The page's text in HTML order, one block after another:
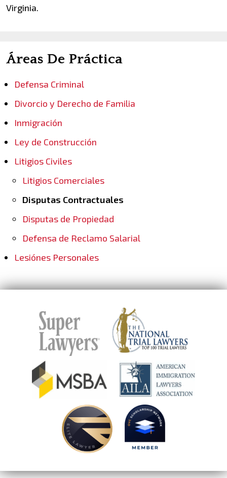
Virginia.
Áreas De Práctica
Defensa Criminal
Divorcio y Derecho de Familia
Inmigración
Ley de Construcción
Litigios Civiles
Litigios Comerciales
Disputas Contractuales
Disputas de Propiedad
Defensa de Reclamo Salarial
Lesiónes Personales